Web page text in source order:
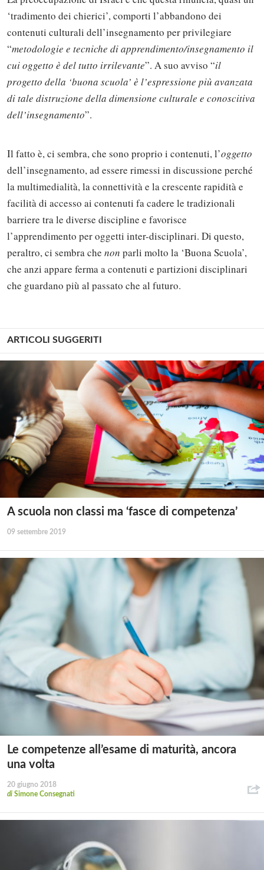
‘tradimento dei chierici’, comporti l’abbandono dei
contenuti culturali dell’insegnamento per privilegiare
“metodologie e tecniche di apprendimento/insegnamento il
cui oggetto è del tutto irrilevante”. A suo avviso “il
progetto della ‘buona scuola’ è l’espressione più avanzata
di tale distruzione della dimensione culturale e conoscitiva
dell’insegnamento”.
Il fatto è, ci sembra, che sono proprio i contenuti, l’oggetto
dell’insegnamento, ad essere rimessi in discussione perché
la multimedialità, la connettività e la crescente rapidità e
facilità di accesso ai contenuti fa cadere le tradizionali
barriere tra le diverse discipline e favorisce
l’apprendimento per oggetti inter-disciplinari. Di questo,
peraltro, ci sembra che non parli molto la ‘Buona Scuola’,
che anzi appare ferma a contenuti e partizioni disciplinari
che guardano più al passato che al futuro.
ARTICOLI SUGGERITI
A scuola non classi ma ‘fasce di competenza’
09 settembre 2019
Le competenze all’esame di maturità, ancora
una volta
20 giugno 2018
di Simone Consegnati